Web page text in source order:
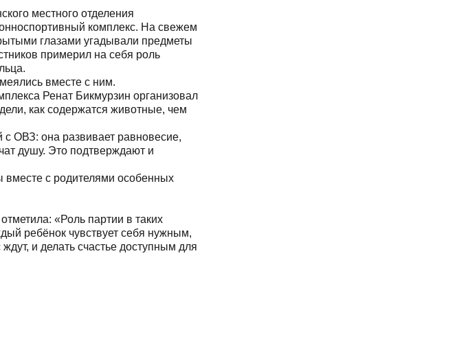
местного отделения
комплекс. На свежем
глазами угадывали предметы
примерил на себя роль
вместе с ним.
Ренат Бикмурзин организовал
как содержатся животные, чем
ОВЗ: она развивает равновесие,
душу. Это подтверждают и
с родителями особенных
«Роль партии в таких
ребёнок чувствует себя нужным,
и делать счастье доступным для